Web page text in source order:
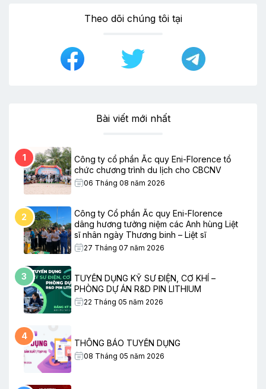
Theo dõi chúng tôi tại
Bài viết mới nhất
1
Công ty cổ phần Ắc quy Eni-Florence tổ
chức chương trình du lịch cho CBCNV
06 Tháng 08 năm 2026
2
Công ty Cổ phần Ắc quy Eni-Florence
dâng hương tưởng niệm các Anh hùng Liệt
sĩ nhân ngày Thương binh – Liệt sĩ
27 Tháng 07 năm 2026
3
TUYỂN DỤNG KỸ SƯ ĐIỆN, CƠ KHÍ –
PHÒNG DỰ ÁN R&D PIN LITHIUM
22 Tháng 05 năm 2026
4
THÔNG BÁO TUYỂN DỤNG
08 Tháng 05 năm 2026